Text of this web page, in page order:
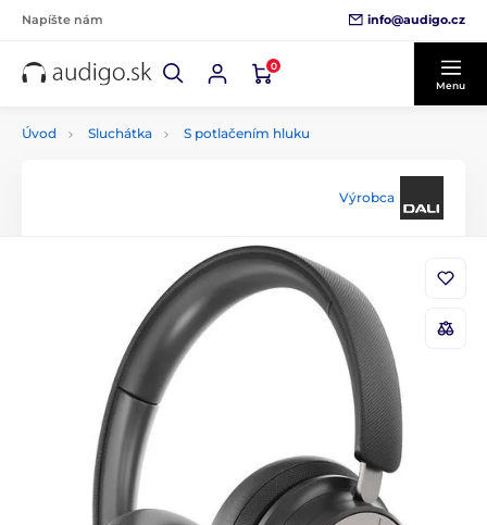
Napíšte nám info@audigo.cz
0
Menu
Úvod Sluchátka S potlačením hluku
Výrobca